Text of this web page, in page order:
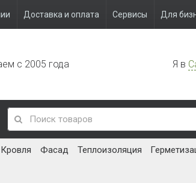
Доставка и оплата Сервисы Для
с 2005 года Я в
Кровля Фасад Теплоизоляция